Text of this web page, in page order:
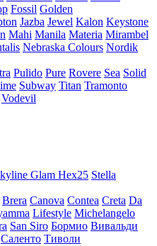
Fossil Golden
Jazba Jewel Kalon Keystone
Mahi Manila Materia Mirambel
Nebraska Colours Nordik
Pulido Pure Rovere Sea Solid
Subway Titan Tramonto
Vodevil
Glam Hex25 Stella
Brera Canova Contea Creta Da
Lifestyle Michelangelo
San Siro Бормио Вивальди
Саленто Тиволи